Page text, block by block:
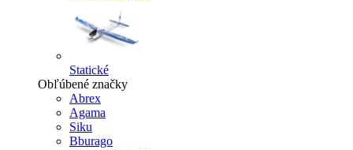
Statické
Obľúbené značky
Abrex
Agama
Siku
Bburago